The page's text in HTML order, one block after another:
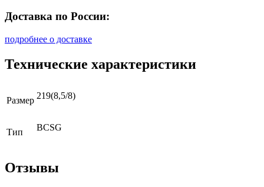
Доставка по России:
подробнее о доставке
Технические характеристики
Размер 219(8,5/8)
Тип BCSG
Отзывы